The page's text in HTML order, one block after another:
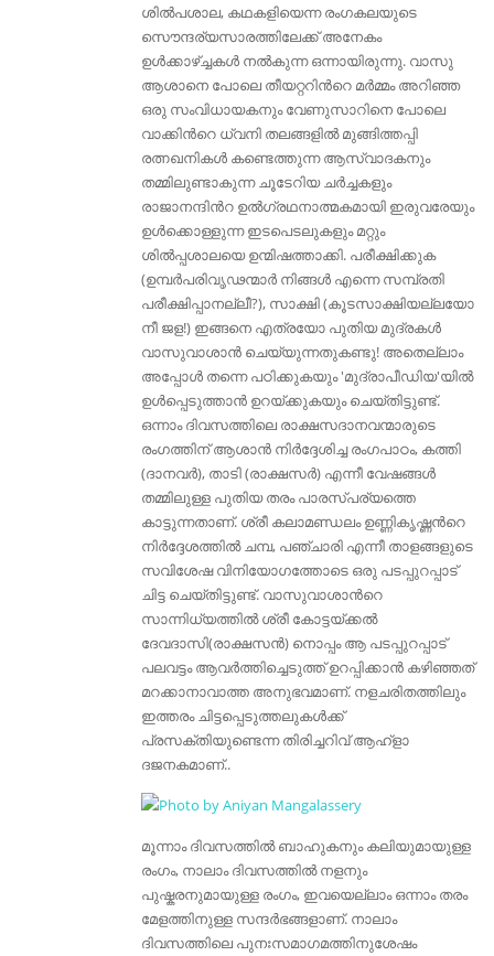
ശില്‍പശാല, കഥകളിയെന്ന രംഗകലയുടെ
സൌന്ദര്യസാരത്തിലേക്ക് അനേകം
ഉള്‍ക്കാഴ്ച്ചകള്‍ നല്‍കുന്ന ഒന്നായിരുന്നു. വാസു
ആശാനെ പോലെ തീയറ്ററിന്‍റെ മര്‍മ്മം അറിഞ്ഞ
ഒരു സംവിധായകനും വേണുസാറിനെ പോലെ
വാക്കിന്‍റെ ധ്വനി തലങ്ങളില്‍ മുങ്ങിത്തപ്പി
രത്നഖനികള്‍ കണ്ടെത്തുന്ന ആസ്വാദകനും
തമ്മിലുണ്ടാകുന്ന ചൂടേറിയ ചര്‍ച്ചകളും
രാജാനന്ദിന്‍റ ഉല്‍ഗ്രഥനാത്മകമായി ഇരുവരേയും
ഉള്‍ക്കൊള്ളുന്ന ഇടപെടലുകളും മറ്റും
ശില്‍പ്പശാലയെ ഉന്മിഷത്താക്കി. പരീക്ഷിക്കുക
(ഉമ്പര്‍പരിവൃഢന്മാര്‍ നിങ്ങള്‍ എന്നെ സമ്പ്രതി
പരീക്ഷിപ്പാനല്ലീ?), സാക്ഷി (കൂടസാക്ഷിയല്ലയോ
നീ ജള!) ഇങ്ങനെ എത്രയോ പുതിയ മുദ്രകള്‍
വാസുവാശാന്‍ ചെയ്യുന്നതുകണ്ടു! അതെല്ലാം
അപ്പോള്‍ തന്നെ പഠിക്കുകയും 'മുദ്രാപീഡിയ'യില്‍
ഉള്‍പ്പെടുത്താന്‍ ഉറയ്ക്കുകയും ചെയ്തിട്ടുണ്ട്.
ഒന്നാം ദിവസത്തിലെ രാക്ഷസദാനവന്മാരുടെ
രംഗത്തിന്‌ ആശാന്‍ നിര്‍ദ്ദേശിച്ച രംഗപാഠം, കത്തി
(ദാനവര്‍), താടി (രാക്ഷസര്‍) എന്നീ വേഷങ്ങള്‍
തമ്മിലുള്ള പുതിയ തരം പാരസ്പര്യത്തെ
കാട്ടുന്നതാണ്‌. ശ്രീ കലാമണ്ഡലം ഉണ്ണികൃഷ്ണന്‍റെ
നിര്‍ദ്ദേശത്തില്‍ ചമ്പ, പഞ്ചാരി എന്നീ താളങ്ങളുടെ
സവിശേഷ വിനിയോഗത്തോടെ ഒരു പടപ്പുറപ്പാട്‌
ചിട്ട ചെയ്തിട്ടുണ്ട്. വാസുവാശാന്‍റെ
സാന്നിധ്യത്തില്‍ ശ്രീ കോട്ടയ്ക്കല്‍
ദേവദാസി(രാക്ഷസന്‍) നൊപ്പം ആ പടപ്പുറപ്പാട്‌
പലവട്ടം ആവര്‍ത്തിച്ചെടുത്ത് ഉറപ്പിക്കാന്‍ കഴിഞ്ഞത്
മറക്കാനാവാത്ത അനുഭവമാണ്‌. നളചരിതത്തിലും
ഇത്തരം ചിട്ടപ്പെടുത്തലുകള്‍ക്ക്‌
പ്രസക്തിയുണ്ടെന്ന തിരിച്ചറിവ്‌ ആഹ്ളാ
ദജനകമാണ്‌..
മൂന്നാം ദിവസത്തില്‍ ബാഹുകനും കലിയുമായുള്ള
രംഗം, നാലാം ദിവസത്തില്‍ നളനും
പുഷ്കരനുമായുള്ള രംഗം, ഇവയെല്ലാം ഒന്നാം തരം
മേളത്തിനുള്ള സന്ദര്‍ഭങ്ങളാണ്‌. നാലാം
ദിവസത്തിലെ പുനഃസമാഗമത്തിനുശേഷം